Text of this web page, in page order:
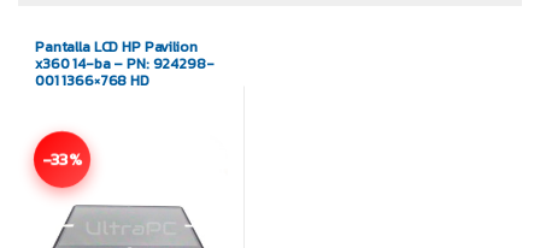
Pantalla LCD HP Pavilion
x360 14-ba – PN: 924298-
001 1366×768 HD
-33%